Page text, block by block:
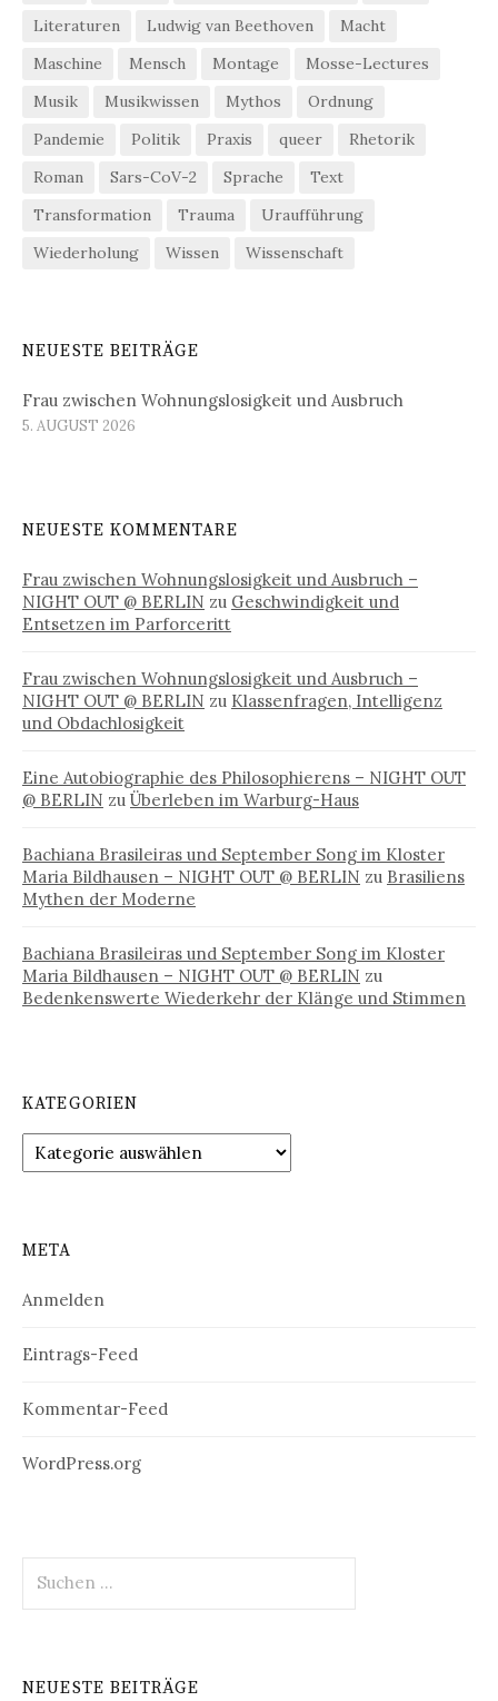
Literaturen Ludwig van Beethoven
Macht
Maschine
Mensch Montage
Mosse-Lectures
Musik
Musikwissen Mythos
Ordnung
Pandemie
Politik Praxis queer
Rhetorik
Roman
Sars-CoV-2 Sprache
Text
Transformation
Trauma
Uraufführung
Wiederholung
Wissen Wissenschaft
NEUESTE BEITRÄGE
Frau zwischen Wohnungslosigkeit und Ausbruch
5. AUGUST 2026
NEUESTE KOMMENTARE
Frau zwischen Wohnungslosigkeit und Ausbruch –
NIGHT OUT @ BERLIN zu Geschwindigkeit und
Entsetzen im Parforceritt
Frau zwischen Wohnungslosigkeit und Ausbruch –
NIGHT OUT @ BERLIN zu Klassenfragen, Intelligenz
und Obdachlosigkeit
Eine Autobiographie des Philosophierens – NIGHT OUT
@ BERLIN zu Überleben im Warburg-Haus
Bachiana Brasileiras und September Song im Kloster
Maria Bildhausen – NIGHT OUT @ BERLIN zu Brasiliens
Mythen der Moderne
Bachiana Brasileiras und September Song im Kloster
Maria Bildhausen – NIGHT OUT @ BERLIN zu
Bedenkenswerte Wiederkehr der Klänge und Stimmen
KATEGORIEN
Kategorien
META
Anmelden
Eintrags-Feed
Kommentar-Feed
WordPress.org
nach:
NEUESTE BEITRÄGE